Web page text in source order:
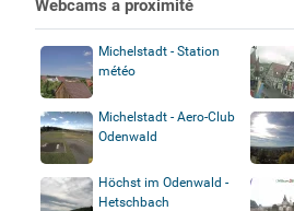
Webcams a proximité
Michelstadt - Station
météo
Michelstadt - Aero-Club
Odenwald
Höchst im Odenwald -
Hetschbach